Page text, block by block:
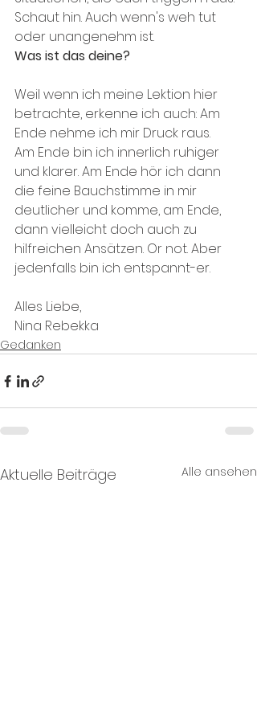
Schaut hin. Auch wenn's weh tut
oder unangenehm ist.
Was ist das deine?
Weil wenn ich meine Lektion hier
betrachte, erkenne ich auch: Am
Ende nehme ich mir Druck raus.
Am Ende bin ich innerlich ruhiger
und klarer. Am Ende hör ich dann
die feine Bauchstimme in mir
deutlicher und komme, am Ende,
dann vielleicht doch auch zu
hilfreichen Ansätzen. Or not. Aber
jedenfalls bin ich entspannt-er.
Alles Liebe,
Nina Rebekka
Gedanken
Aktuelle Beiträge Alle ansehen